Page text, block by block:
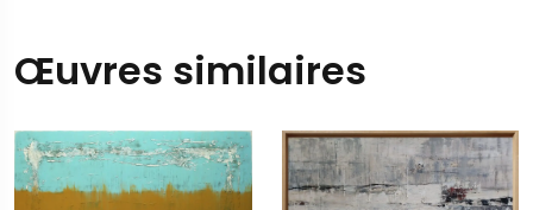
Œuvres similaires